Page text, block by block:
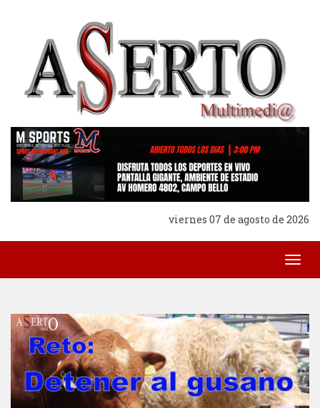
viernes 07 de agosto de 2026